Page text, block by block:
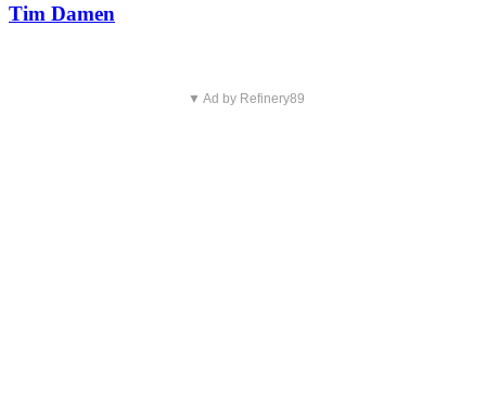
Tim Damen
▼ Ad by Refinery89